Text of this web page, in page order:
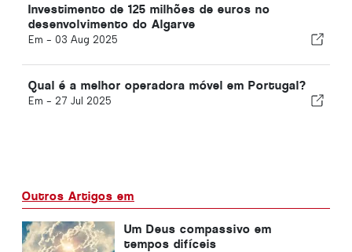
Investimento de 125 milhões de euros no
desenvolvimento do Algarve
Em - 03 Aug 2025
Qual é a melhor operadora móvel em Portugal?
Em - 27 Jul 2025
Outros Artigos em
Um Deus compassivo em
tempos difíceis